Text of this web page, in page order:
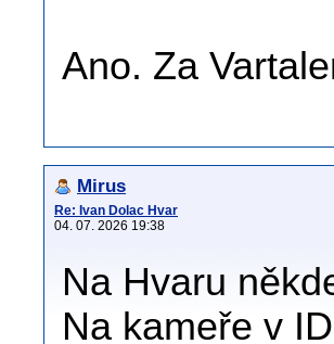
Ano. Za
Mirus
Re: Ivan Dolac Hvar
04. 07. 2026 19:38
Na Hvaru
Na kameře v